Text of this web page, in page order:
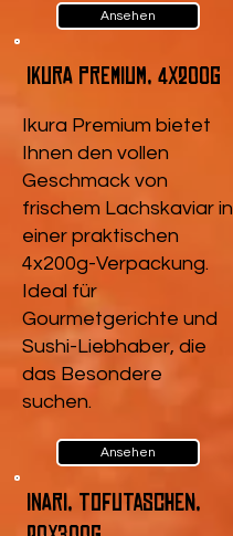
Ansehen
Ikura Premium, 4x200g
Ikura Premium bietet
Ihnen den vollen
Geschmack von
frischem Lachskaviar in
einer praktischen
4x200g-Verpackung.
Ideal für
Gourmetgerichte und
Sushi-Liebhaber, die
das Besondere
suchen.
Ansehen
Inari, Tofutaschen,